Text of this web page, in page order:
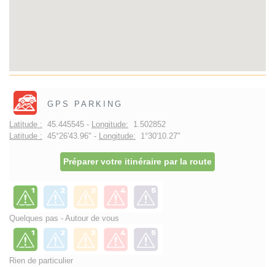
GPS PARKING
Latitude : 45.445545 - Longitude: 1.502852
Latitude : 45°26'43.96" - Longitude: 1°30'10.27"
Préparer votre itinéraire par la route
Quelques pas - Autour de vous
Rien de particulier